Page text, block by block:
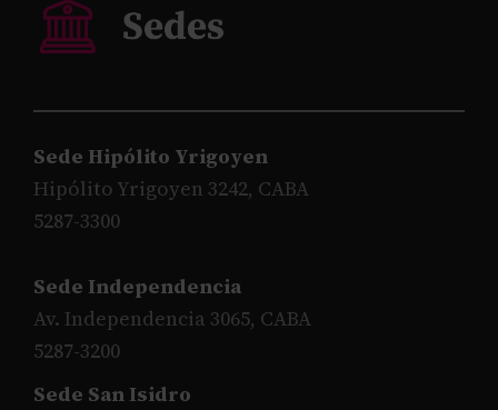
Sede Hipólito Yrigoyen
Hipólito Yrigoyen 3242, CABA
5287-3300
Sede Independencia
Av. Independencia 3065, CABA
5287-3200
Sede San Isidro